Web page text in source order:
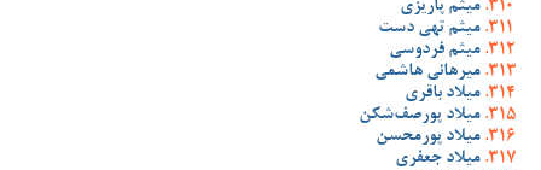
میثم پاریزی
میثم تهی دست
میثم فردوسی
میرهانی هاشمی
میلاد باقری
میلاد پورصف‌شکن
میلاد پورمحسن
میلاد جعفری